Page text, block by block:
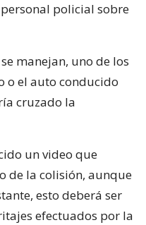
policial sobre
manejan, uno de los
o el auto conducido
cruzado la
un video que
de la colisión, aunque
esto deberá ser
efectuados por la